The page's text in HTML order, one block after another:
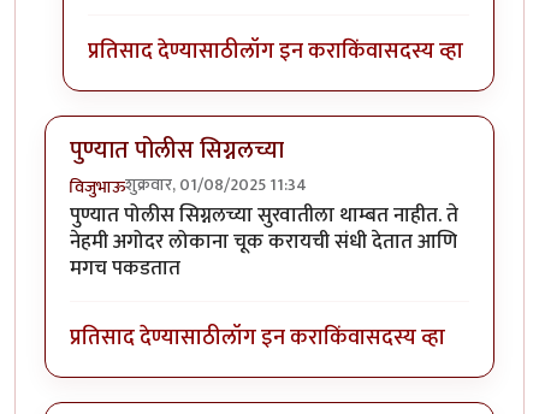
प्रतिसाद देण्यासाठीलॉग इन कराकिंवासदस्य व्हा
पुण्यात पोलीस सिग्नलच्या
विजुभाऊशुक्रवार, 01/08/2025 11:34
पुण्यात पोलीस सिग्नलच्या सुरवातीला थाम्बत नाहीत. ते
नेहमी अगोदर लोकाना चूक करायची संधी देतात आणि
मगच पकडतात
प्रतिसाद देण्यासाठीलॉग इन कराकिंवासदस्य व्हा